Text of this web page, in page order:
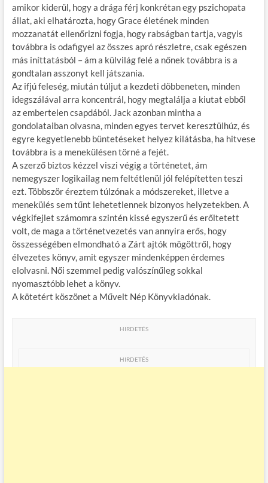
amikor kiderül, hogy a drága férj konkrétan egy pszichopata
állat, aki elhatározta, hogy Grace életének minden
mozzanatát ellenőrizni fogja, hogy rabságban tartja, vagyis
továbbra is odafigyel az összes apró részletre, csak egészen
más iníttatásból – ám a külvilág felé a nőnek továbbra is a
gondtalan asszonyt kell játszania.
Az ifjú feleség, miután túljut a kezdeti döbbeneten, minden
idegszálával arra koncentrál, hogy megtalálja a kiutat ebből
az embertelen csapdából. Jack azonban mintha a
gondolataiban olvasna, minden egyes tervet keresztülhúz, és
egyre kegyetlenebb büntetéseket helyez kilátásba, ha hitvese
továbbra is a menekülésen törné a fejét.
A szerző biztos kézzel viszi végig a történetet, ám
nemegyszer logikailag nem feltétlenül jól felépítetten teszi
ezt. Többször éreztem túlzónak a módszereket, illetve a
menekülés sem tűnt lehetetlennek bizonyos helyzetekben. A
végkifejlet számomra szintén kissé egyszerű és erőltetett
volt, de maga a történetvezetés van annyira erős, hogy
összességében elmondható a Zárt ajtók mögöttről, hogy
élvezetes könyv, amit egyszer mindenképpen érdemes
elolvasni. Női szemmel pedig valószínűleg sokkal
nyomasztóbb lehet a könyv.
A kötetért köszönet a Művelt Nép Könyvkiadónak.
HIRDETÉS
HIRDETÉS